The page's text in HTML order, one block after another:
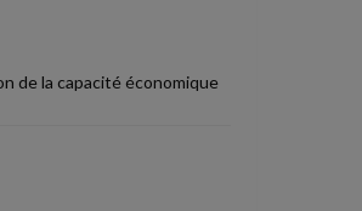
de la capacité économique